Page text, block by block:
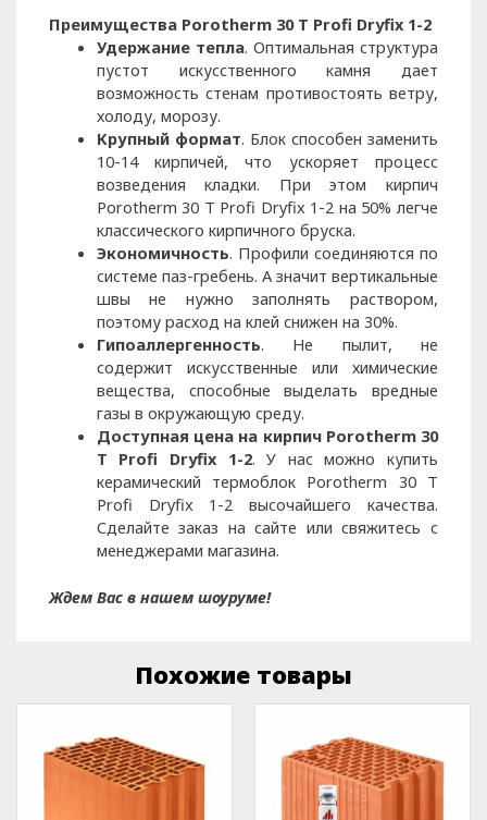
Преимущества Porotherm 30 T Profi Dryfix 1-2
Удержание тепла. Оптимальная структура
пустот искусственного камня дает
возможность стенам противостоять ветру,
холоду, морозу.
Крупный формат. Блок способен заменить
10-14 кирпичей, что ускоряет процесс
возведения кладки. При этом кирпич
Porotherm 30 T Profi Dryfix 1-2 на 50% легче
классического кирпичного бруска.
Экономичность. Профили соединяются по
системе паз-гребень. А значит вертикальные
швы не нужно заполнять раствором,
поэтому расход на клей снижен на 30%.
Гипоаллергенность. Не пылит, не
содержит искусственные или химические
вещества, способные выделать вредные
газы в окружающую среду.
Доступная цена на кирпич Porotherm 30
T Profi Dryfix 1-2. У нас можно купить
керамический термоблок Porotherm 30 T
Profi Dryfix 1-2 высочайшего качества.
Сделайте заказ на сайте или свяжитесь с
менеджерами магазина.
Ждем Вас в нашем шоуруме!
Похожие товары